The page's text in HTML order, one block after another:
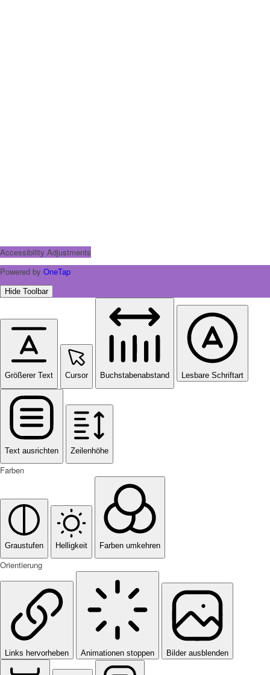
Accessibility Adjustments
Powered by OneTap
Hide Toolbar
Größerer Text Cursor Buchstabenabstand Lesbare Schriftart
Text ausrichten Zeilenhöhe
Farben
Graustufen Helligkeit Farben umkehren
Orientierung
Links hervorheben Animationen stoppen Bilder ausblenden